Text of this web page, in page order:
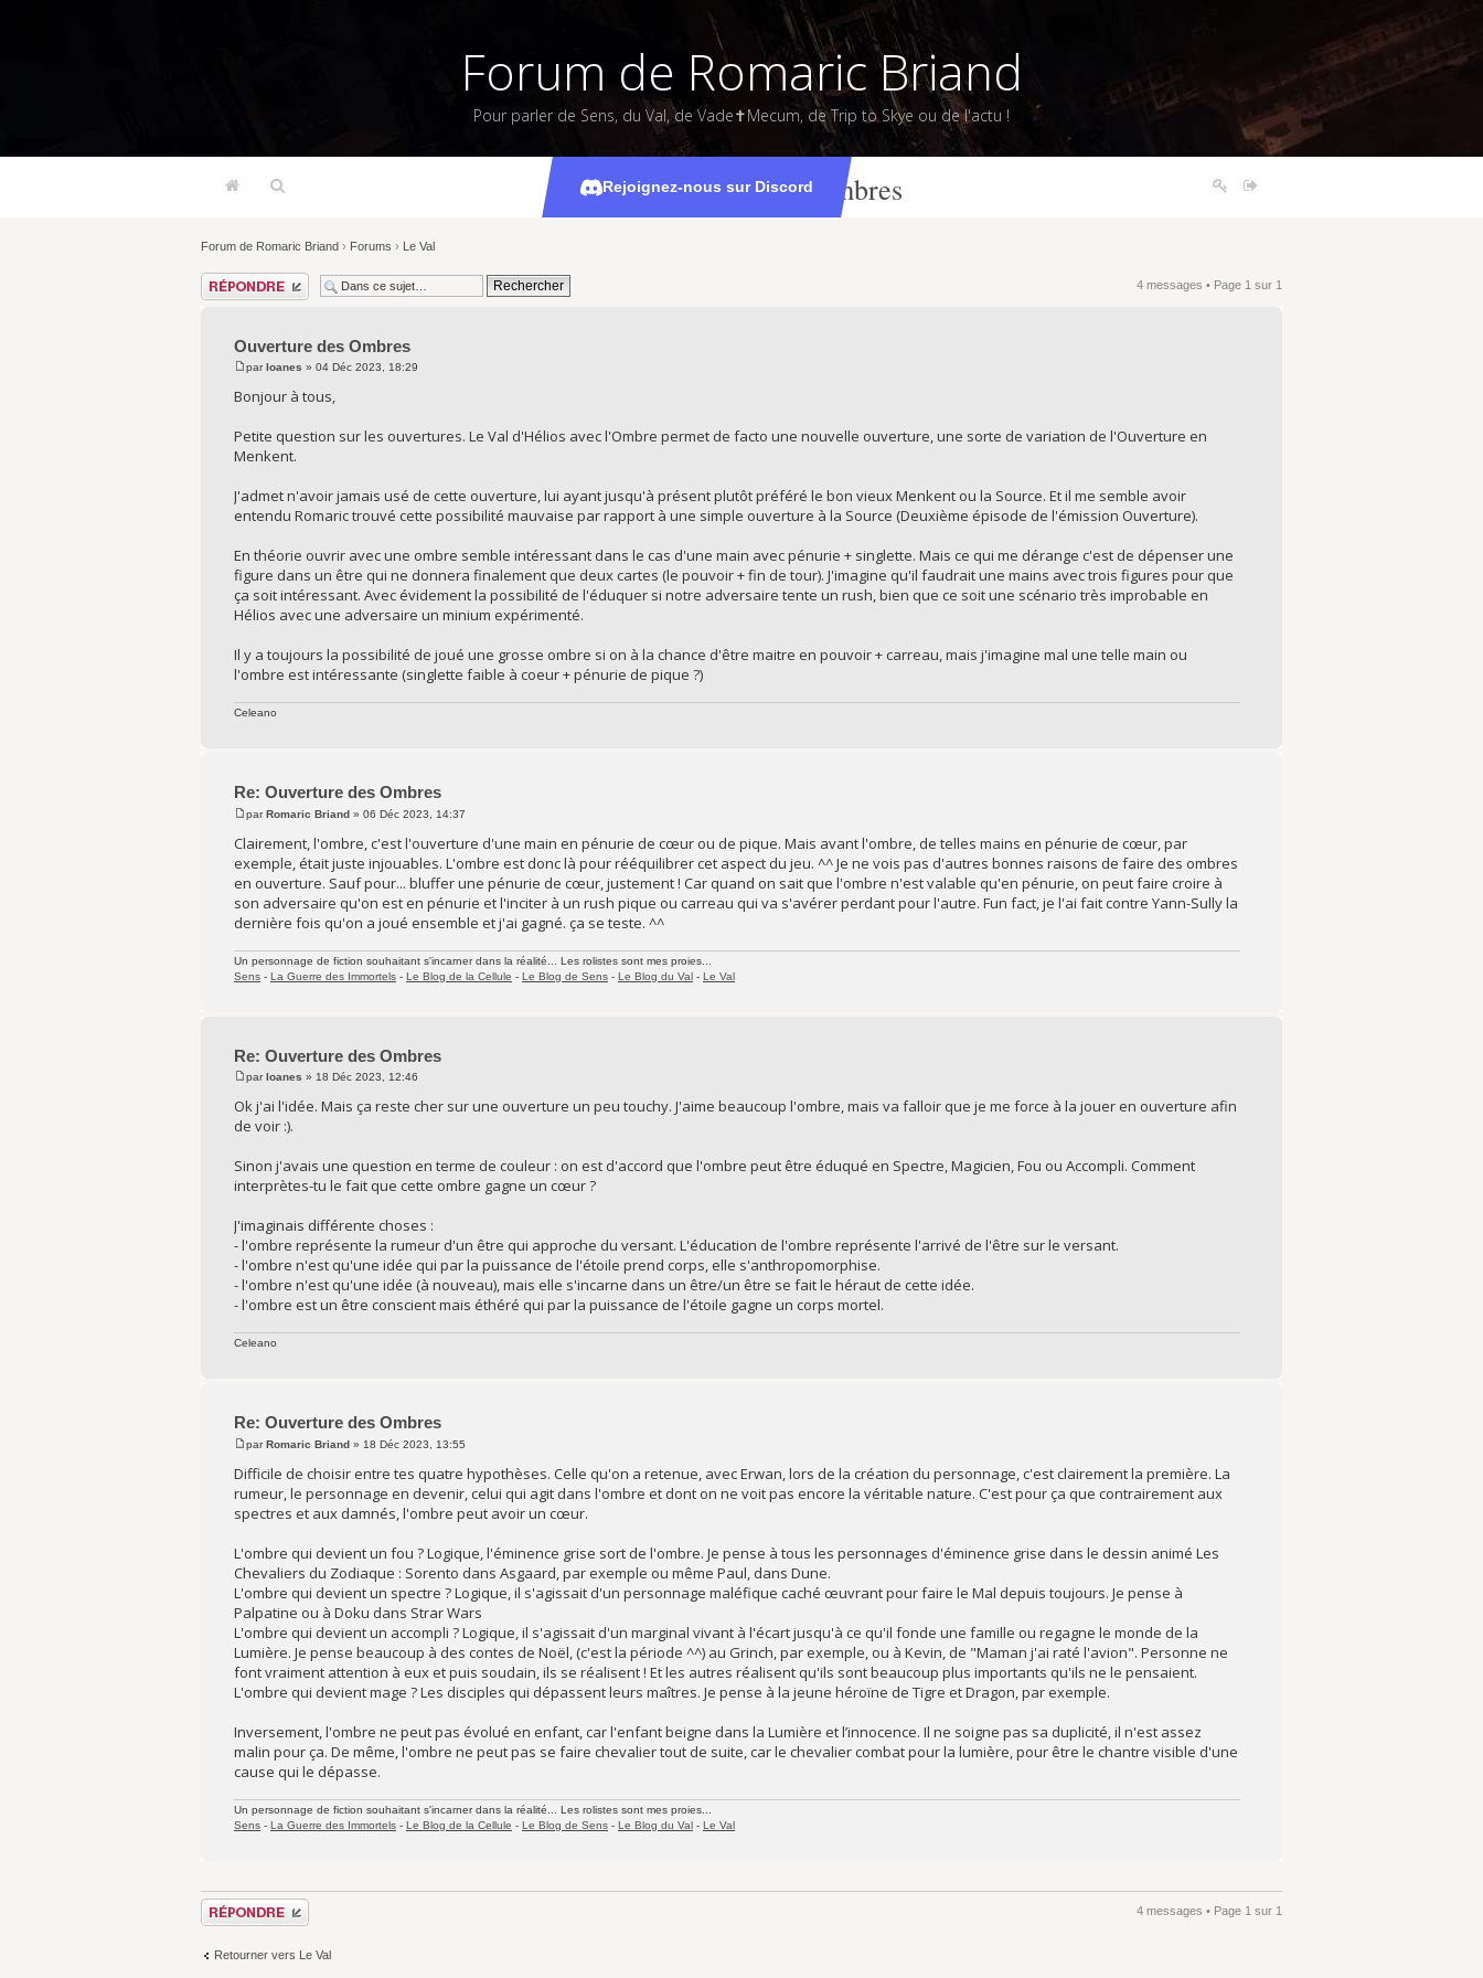
Forum de Romaric Briand
Pour parler de Sens, du Val, de Vade✝Mecum, de Trip to Skye ou de l'actu !
Rejoignez-nous sur Discord
Ouverture des Ombres
Forum de Romaric Briand › Forums › Le Val
Répondre 4 messages • Page 1 sur 1
Ouverture des Ombres
parIoanes » 04 Déc 2023, 18:29
Bonjour à tous,
Petite question sur les ouvertures. Le Val d'Hélios avec l'Ombre permet de facto une nouvelle ouverture, une sorte de variation de l'Ouverture en
Menkent.
J'admet n'avoir jamais usé de cette ouverture, lui ayant jusqu'à présent plutôt préféré le bon vieux Menkent ou la Source. Et il me semble avoir
entendu Romaric trouvé cette possibilité mauvaise par rapport à une simple ouverture à la Source (Deuxième épisode de l'émission Ouverture).
En théorie ouvrir avec une ombre semble intéressant dans le cas d'une main avec pénurie + singlette. Mais ce qui me dérange c'est de dépenser une
figure dans un être qui ne donnera finalement que deux cartes (le pouvoir + fin de tour). J'imagine qu'il faudrait une mains avec trois figures pour que
ça soit intéressant. Avec évidement la possibilité de l'éduquer si notre adversaire tente un rush, bien que ce soit une scénario très improbable en
Hélios avec une adversaire un minium expérimenté.
Il y a toujours la possibilité de joué une grosse ombre si on à la chance d'être maitre en pouvoir + carreau, mais j'imagine mal une telle main ou
l'ombre est intéressante (singlette faible à coeur + pénurie de pique ?)
Celeano
Re: Ouverture des Ombres
parRomaric Briand » 06 Déc 2023, 14:37
Clairement, l'ombre, c'est l'ouverture d'une main en pénurie de cœur ou de pique. Mais avant l'ombre, de telles mains en pénurie de cœur, par
exemple, était juste injouables. L'ombre est donc là pour rééquilibrer cet aspect du jeu. ^^ Je ne vois pas d'autres bonnes raisons de faire des ombres
en ouverture. Sauf pour... bluffer une pénurie de cœur, justement ! Car quand on sait que l'ombre n'est valable qu'en pénurie, on peut faire croire à
son adversaire qu'on est en pénurie et l'inciter à un rush pique ou carreau qui va s'avérer perdant pour l'autre. Fun fact, je l'ai fait contre Yann-Sully la
dernière fois qu'on a joué ensemble et j'ai gagné. ça se teste. ^^
Un personnage de fiction souhaitant s'incarner dans la réalité... Les rolistes sont mes proies...
Sens - La Guerre des Immortels - Le Blog de la Cellule - Le Blog de Sens - Le Blog du Val - Le Val
Re: Ouverture des Ombres
parIoanes » 18 Déc 2023, 12:46
Ok j'ai l'idée. Mais ça reste cher sur une ouverture un peu touchy. J'aime beaucoup l'ombre, mais va falloir que je me force à la jouer en ouverture afin
de voir :).
Sinon j'avais une question en terme de couleur : on est d'accord que l'ombre peut être éduqué en Spectre, Magicien, Fou ou Accompli. Comment
interprètes-tu le fait que cette ombre gagne un cœur ?
J'imaginais différente choses :
- l'ombre représente la rumeur d'un être qui approche du versant. L'éducation de l'ombre représente l'arrivé de l'être sur le versant.
- l'ombre n'est qu'une idée qui par la puissance de l'étoile prend corps, elle s'anthropomorphise.
- l'ombre n'est qu'une idée (à nouveau), mais elle s'incarne dans un être/un être se fait le héraut de cette idée.
- l'ombre est un être conscient mais éthéré qui par la puissance de l'étoile gagne un corps mortel.
Celeano
Re: Ouverture des Ombres
parRomaric Briand » 18 Déc 2023, 13:55
Difficile de choisir entre tes quatre hypothèses. Celle qu'on a retenue, avec Erwan, lors de la création du personnage, c'est clairement la première. La
rumeur, le personnage en devenir, celui qui agit dans l'ombre et dont on ne voit pas encore la véritable nature. C'est pour ça que contrairement aux
spectres et aux damnés, l'ombre peut avoir un cœur.
L'ombre qui devient un fou ? Logique, l'éminence grise sort de l'ombre. Je pense à tous les personnages d'éminence grise dans le dessin animé Les
Chevaliers du Zodiaque : Sorento dans Asgaard, par exemple ou même Paul, dans Dune.
L'ombre qui devient un spectre ? Logique, il s'agissait d'un personnage maléfique caché œuvrant pour faire le Mal depuis toujours. Je pense à
Palpatine ou à Doku dans Strar Wars
L'ombre qui devient un accompli ? Logique, il s'agissait d'un marginal vivant à l'écart jusqu'à ce qu'il fonde une famille ou regagne le monde de la
Lumière. Je pense beaucoup à des contes de Noël, (c'est la période ^^) au Grinch, par exemple, ou à Kevin, de "Maman j'ai raté l'avion". Personne ne
font vraiment attention à eux et puis soudain, ils se réalisent ! Et les autres réalisent qu'ils sont beaucoup plus importants qu'ils ne le pensaient.
L'ombre qui devient mage ? Les disciples qui dépassent leurs maîtres. Je pense à la jeune héroïne de Tigre et Dragon, par exemple.
Inversement, l'ombre ne peut pas évolué en enfant, car l'enfant beigne dans la Lumière et l’innocence. Il ne soigne pas sa duplicité, il n'est assez
malin pour ça. De même, l'ombre ne peut pas se faire chevalier tout de suite, car le chevalier combat pour la lumière, pour être le chantre visible d'une
cause qui le dépasse.
Un personnage de fiction souhaitant s'incarner dans la réalité... Les rolistes sont mes proies...
Sens - La Guerre des Immortels - Le Blog de la Cellule - Le Blog de Sens - Le Blog du Val - Le Val
Répondre 4 messages • Page 1 sur 1
Retourner vers Le Val